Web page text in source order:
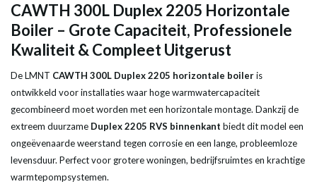
CAWTH 300L Duplex 2205 Horizontale
Boiler – Grote Capaciteit, Professionele
Kwaliteit & Compleet Uitgerust
De LMNT CAWTH 300L Duplex 2205 horizontale boileris
ontwikkeld voor installaties waar hoge warmwatercapaciteit
gecombineerd moet worden met een horizontale montage. Dankzij de
extreem duurzame Duplex 2205 RVS binnenkant biedt dit model een
ongeëvenaarde weerstand tegen corrosie en een lange, probleemloze
levensduur. Perfect voor grotere woningen, bedrijfsruimtes en krachtige
warmtepompsystemen.